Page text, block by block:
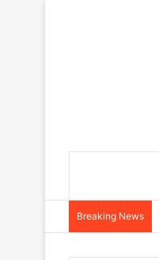
Breaking News